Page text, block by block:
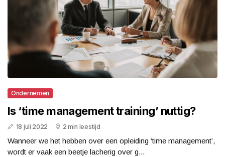
Ondernemen
Is ‘time management training’ nuttig?
18 juli 2022 2 min leestijd
Wanneer we het hebben over een opleiding ‘time management’,
wordt er vaak een beetje lacherig over g...